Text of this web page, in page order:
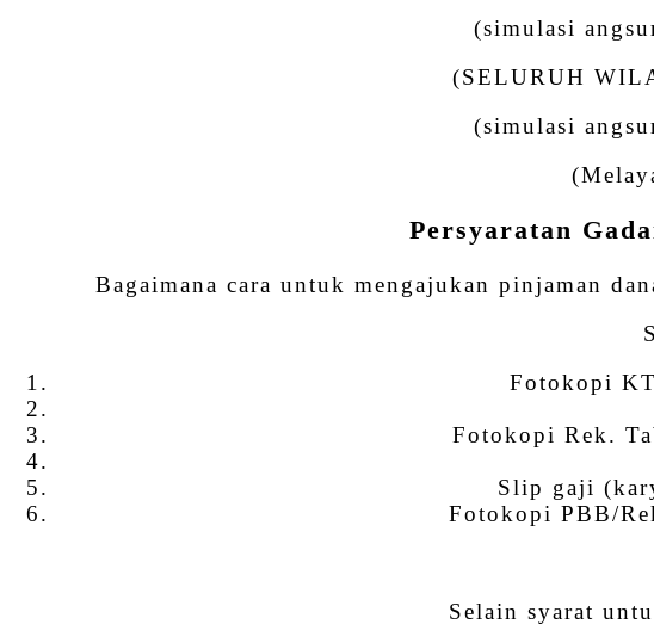
(simulasi
(SELURUH
(simulasi
Persyaratan
Bagaimana cara untuk mengajukan pinjaman
Fotokopi
Fotokopi Rek.
Slip gaji
Fotokopi PBB/
Selain syarat